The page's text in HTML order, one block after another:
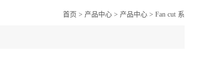
首页 > 产品中心 > 产品中心 > Fan cut 系